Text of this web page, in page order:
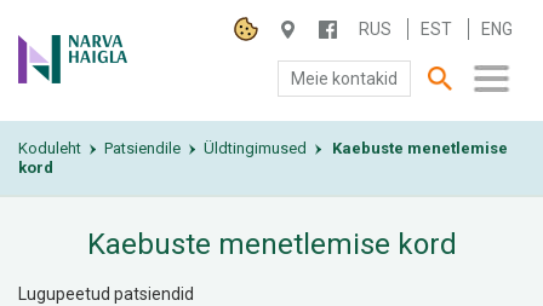
RUS EST ENG
Meie kontakid
SA NARVA HAIGLA
Koduleht Patsiendile Üldtingimused
Kaebuste menetlemise
kord
Kaebuste menetlemise kord
Lugupeetud patsiendid